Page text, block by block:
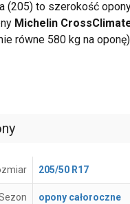
(205) to szerokość
Michelin
równe 580 kg na
205/50 R17
opony całoroczne